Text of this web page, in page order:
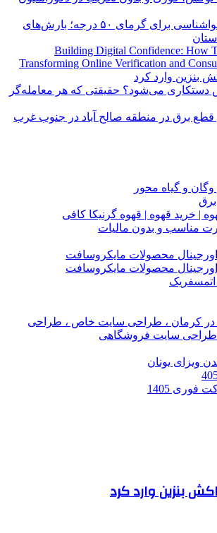
هشدار قرمز هواشناسی برای گرمای ۵۰ درجه؛ بارش‌های
Building Digital Confidence: How
Transforming Online Verification and
بنزین وارد کرد
دستکاری می‌شود؟ حقیقتی که هر معامله‌گر
قطع برق در منطقه صالح آباد در جنوب غرب
وگان و گیاه محور
| خرید قهوه | قهوه گرنیکا کافی
مناسب و بدون مالیات
محصولات مایکروسافت
محصولات مایکروسافت
کرمان ، طراحی سایت خاص ، طراحی
طراحی سایت فروشگاهی
ویزای یونان
1405
بنزین وارد کرد